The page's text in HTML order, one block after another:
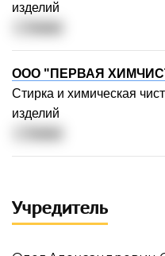
изделий
ООО "ПЕРВАЯ
Стирка и химическая
изделий
Учредитель
расширенный
Мы хотим
бесплатными
Какой формат